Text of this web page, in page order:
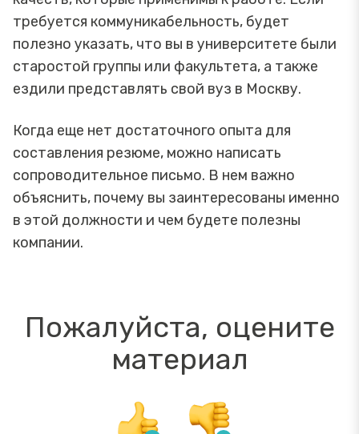
требуется коммуникабельность, будет
полезно указать, что вы в университете были
старостой группы или факультета, а также
ездили представлять свой вуз в Москву.
Когда еще нет достаточного опыта для
составления резюме, можно написать
сопроводительное письмо. В нем важно
объяснить, почему вы заинтересованы именно
в этой должности и чем будете полезны
компании.
Пожалуйста, оцените
материал